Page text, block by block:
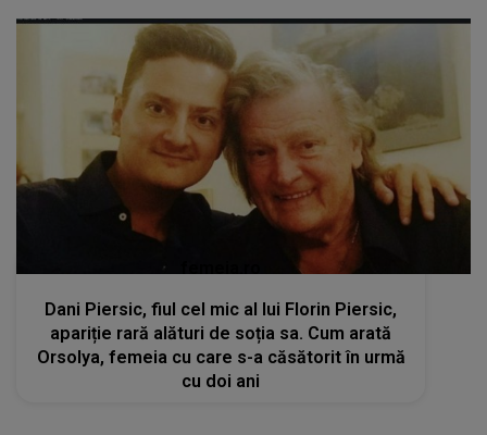
Dani Piersic, fiul cel mic al lui Florin Piersic,
apariție rară alături de soția sa. Cum arată
Orsolya, femeia cu care s-a căsătorit în urmă
cu doi ani